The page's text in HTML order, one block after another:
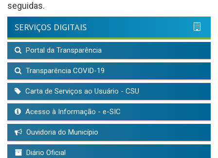
seguidas.
SERVIÇOS DIGITAIS
Portal da Transparência
Transparência COVID-19
Carta de Serviços ao Usuário - CSU
Acesso à Informação - e-SIC
Ouvidoria do Município
Diário Oficial